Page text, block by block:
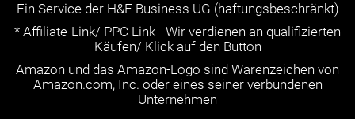
Ein Service der H&F Business UG (haftungsbeschränkt)
* Affiliate-Link/ PPC Link - Wir verdienen an qualifizierten
Käufen/ Klick auf den Button
Amazon und das Amazon-Logo sind Warenzeichen von
Amazon.com, Inc. oder eines seiner verbundenen
Unternehmen